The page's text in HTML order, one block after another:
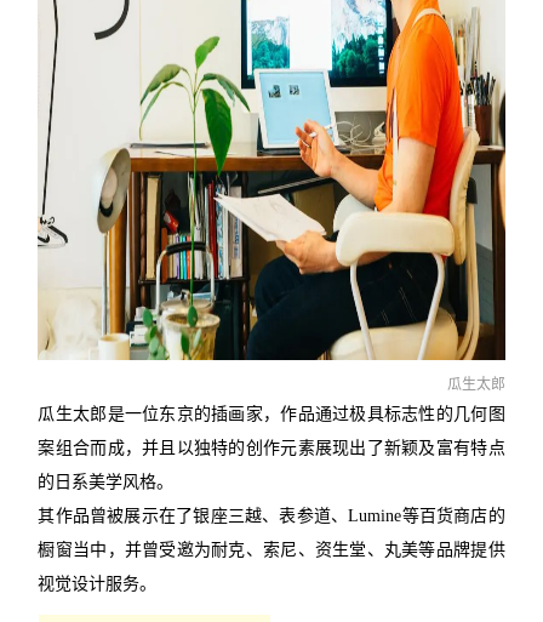
瓜生太郎
瓜生太郎是一位东京的插画家，作品通过极具标志性的几何图
案组合而成，并且以独特的创作元素展现出了新颖及富有特点
的日系美学风格。
其作品曾被展示在了银座三越、表参道、Lumine等百货商店的
橱窗当中，并曾受邀为耐克、索尼、资生堂、丸美等品牌提供
视觉设计服务。